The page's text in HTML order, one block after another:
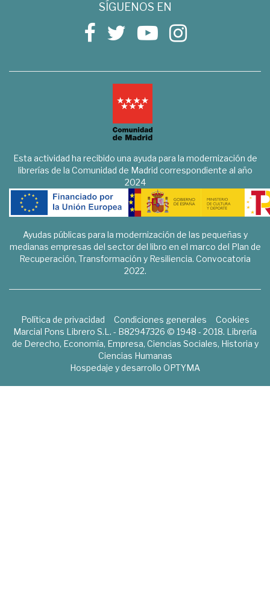
SÍGUENOS EN
Esta actividad ha recibido una ayuda para la modernización de
librerías de la Comunidad de Madrid correspondiente al año
2024
Ayudas públicas para la modernización de las pequeñas y
medianas empresas del sector del libro en el marco del Plan de
Recuperación, Transformación y Resiliencia. Convocatoria
2022.
Política de privacidad Condiciones generales
Cookies
Marcial Pons Librero S.L. - B82947326 © 1948 - 2018. Librería
de Derecho, Economía, Empresa, Ciencias Sociales, Historia y
Ciencias Humanas
Hospedaje y desarrollo OPTYMA